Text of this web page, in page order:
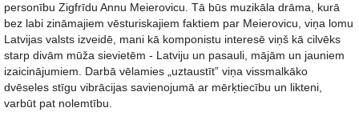
personību Zigfrīdu Annu Meierovicu. Tā būs muzikāla drāma, kurā
bez labi zināmajiem vēsturiskajiem faktiem par Meierovicu, viņa lomu
Latvijas valsts izveidē, mani kā komponistu interesē viņš kā cilvēks
starp divām mūža sievietēm - Latviju un pasauli, mājām un jauniem
izaicinājumiem. Darbā vēlamies „uztaustīt” viņa vissmalkāko
dvēseles stīgu vibrācijas savienojumā ar mērķtiecību un likteni,
varbūt pat nolemtību.